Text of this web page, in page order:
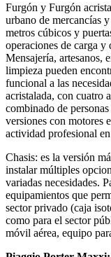
Furgón y Furgón
urbano de mercancías
metros cúbicos y
operaciones de carga y
Mensajería, artesanos,
limpieza pueden
funcional a las
acristalada, con cuatro
combinado de
versiones con motores
actividad profesional en
Chasis: es la versión
instalar múltiples
variadas necesidades.
equipamientos que
sector privado (caja
como para el sector
móvil aérea, equipo